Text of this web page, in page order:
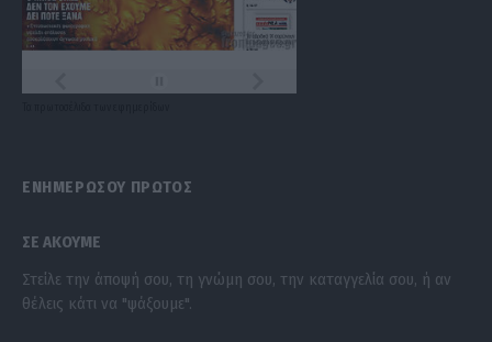
ΕΝΗΜΕΡΩΣΟΥ ΠΡΩΤΟΣ
ΣΕ ΑΚΟΥΜΕ
Στείλε την άποψή σου, τη γνώμη σου, την καταγγελία σου, ή αν
θέλεις κάτι να "ψάξουμε".